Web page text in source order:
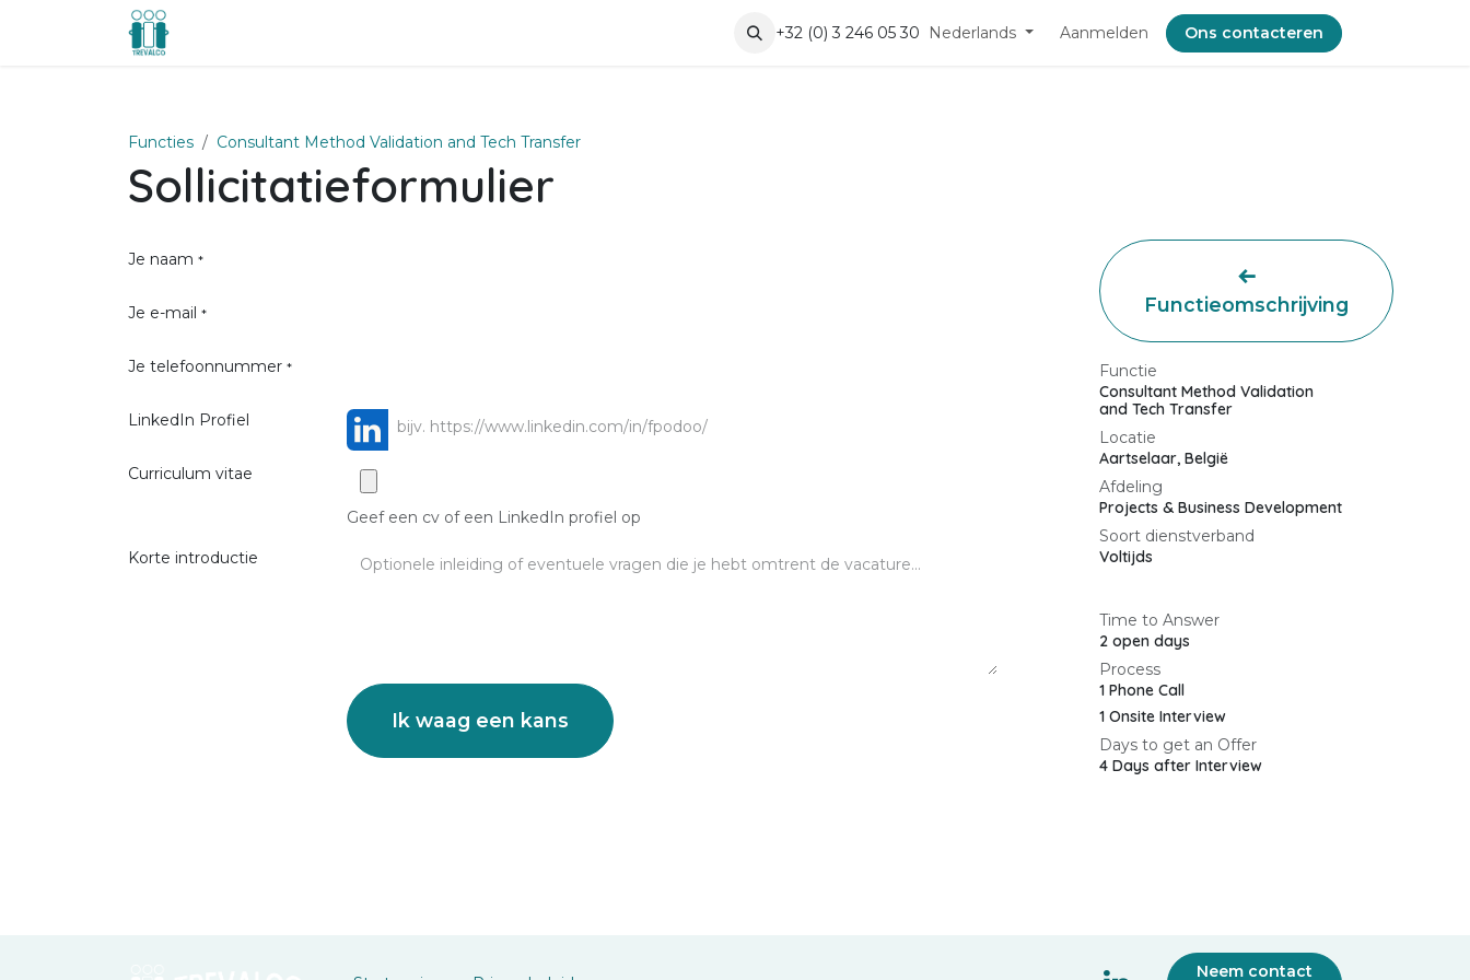
Overslaan naar inhoud
+32 (0) 3 246 05 30 Nederlands Aanmelden Ons contacteren
Functies Consultant Method Validation and Tech Transfer
Sollicitatieformulier
Je naam *
Je e-mail *
Je telefoonnummer *
LinkedIn Profiel
Curriculum vitae
Geef een cv of een LinkedIn profiel op
Korte introductie
Ik waag een kans
Functieomschrijving
Functie
Consultant Method Validation
and Tech Transfer
Locatie
Aartselaar, België
Afdeling
Projects & Business Development
Soort dienstverband
Voltijds
Time to Answer
2 open days
Process
1 Phone Call
1 Onsite Interview
Days to get an Offer
4 Days after Interview
Neem contact